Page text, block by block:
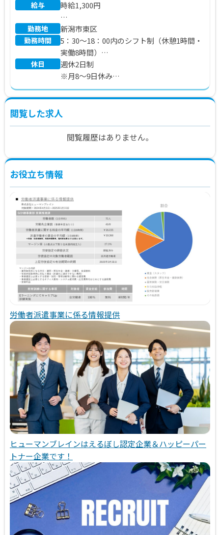
給与 時給1,300円
※別途 交通費、残業代支給
勤務地 新潟市東区
勤務時間
5：30～18：00内のシフト制（休憩1時間・
実働8時間）
※5：30～14：30／9：00～18：00 等
休日
週休2日制
※月8～9日休み
※（金）～（月）の便数が多いため、シフ
トが多くなる傾向があります。
閲覧した求人
閲覧履歴はありません。
お役立ち情報
労働者派遣事業に係る情報提供
ヒューマンブレインはえるぼし認定企業＆ハッピーパー
トナー企業です！